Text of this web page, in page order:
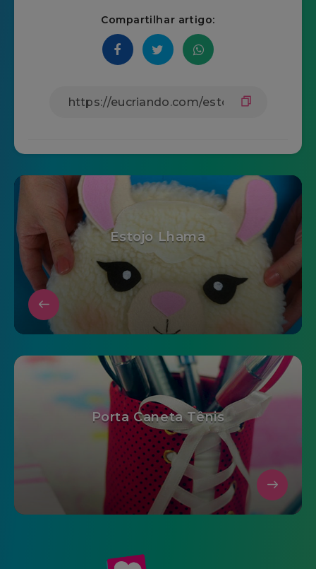
Compartilhar artigo:
Estojo Lhama
Porta Caneta Tênis